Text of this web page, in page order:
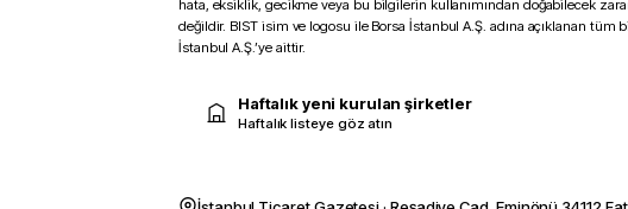
hata, eksiklik, gecikme veya bu bilgilerin kullanımından doğabilecek
değildir. BIST isim ve logosu ile Borsa İstanbul A.Ş. adına açıklanan tüm
İstanbul A.Ş.’ye aittir.
Haftalık yeni kurulan şirketler
Haftalık listeye göz atın